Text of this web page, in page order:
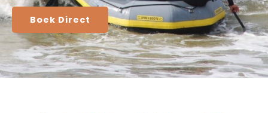
Boek Direct